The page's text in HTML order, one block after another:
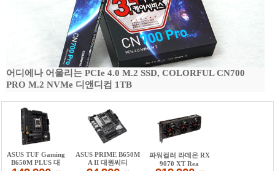
어디에나 어울리는 PCIe 4.0 M.2 SSD, COLORFUL CN700
PRO M.2 NVMe 디앤디컴 1TB